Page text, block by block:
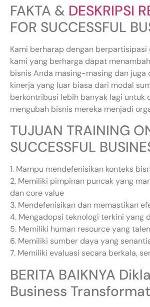
FAKTA & DESKRIPSI
FOR SUCCESSFUL
Kami berharap dengan
kami yang berharga dapat
bisnis Anda masing-masing dan
kinerja yang luar biasa dari modal
berkontribusi lebih banyak lagi untuk
mengubah bisnis mereka menjadi
TUJUAN TRAINING
SUCCESSFUL
1. Mampu mendefenisikan konteks
2. Memiliki pimpinan puncak yang
dan core value
3. Mendefenisikan dan memastikan
4. Mengadopsi teknologi terkini yang
5. Memiliki human resource yang
6. Memiliki sumber daya yang
7. Memiliki evaluasi secara berkala,
BERITA BAIKNYA
Business